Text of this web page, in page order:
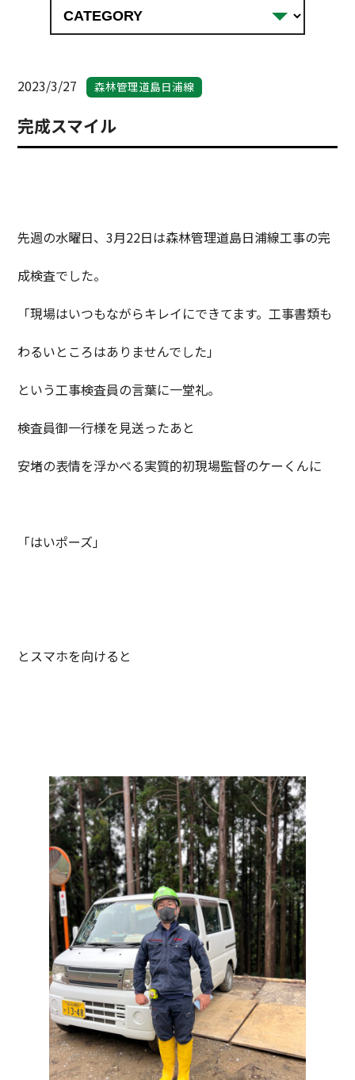
2023/3/27 森林管理道島日浦線
完成スマイル
先週の水曜日、3月22日は森林管理道島日浦線工事の完
成検査でした。
「現場はいつもながらキレイにできてます。工事書類も
わるいところはありませんでした」
という工事検査員の言葉に一堂礼。
検査員御一行様を見送ったあと
安堵の表情を浮かべる実質的初現場監督のケーくんに
「はいポーズ」
とスマホを向けると